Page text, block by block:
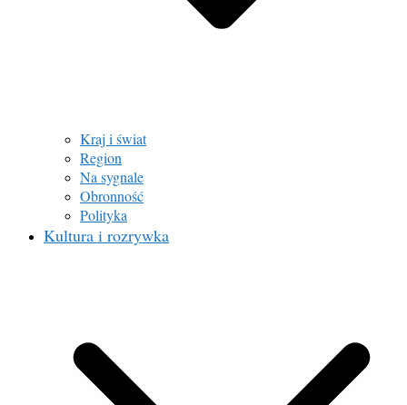
Kraj i świat
Region
Na sygnale
Obronność
Polityka
Kultura i rozrywka